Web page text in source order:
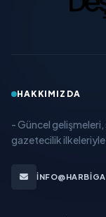
HAKKIMIZDA
- Güncel gelişmeleri,
gazetecilik ilkeleriyle